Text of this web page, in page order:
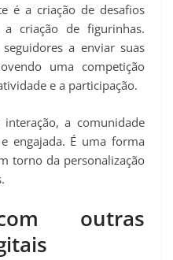
é a criação de desafios
criação de figurinhas.
a enviar suas
uma competição
e a participação.
a comunidade
engajada. É uma forma
torno da personalização
outras